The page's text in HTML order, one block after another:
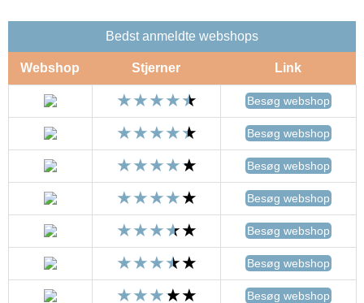
Bedst anmeldte webshops
Webshop Stjerner Link
Besøg webshop
Besøg webshop
Besøg webshop
Besøg webshop
Besøg webshop
Besøg webshop
Besøg webshop